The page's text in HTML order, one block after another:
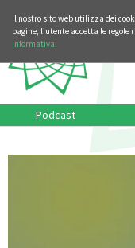
Il nostro sito web utilizza dei
pagine, l’utente accetta le regole
informativa.
Podcast